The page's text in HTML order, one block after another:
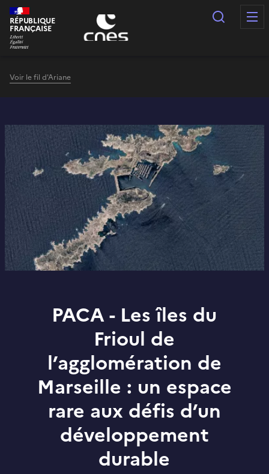
Panneau de gestion des cookies
RÉPUBLIQUE
FRANÇAISE
Voir le fil d'Ariane
PACA - Les îles du
Frioul de
l’agglomération de
Marseille : un espace
rare aux défis d’un
développement
durable